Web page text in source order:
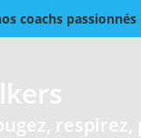
coachs passionnés
respirez,